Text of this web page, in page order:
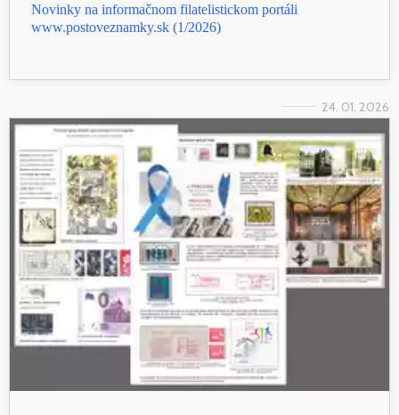
Novinky na informačnom filatelistickom portáli
www.postoveznamky.sk (1/2026)
24. 01. 2026